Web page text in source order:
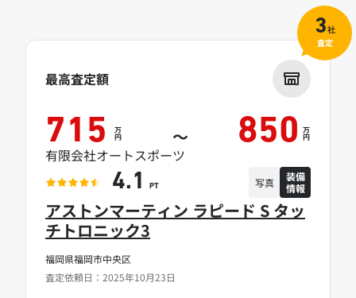
福岡県福岡市中央区
査定依頼日：2025年10月23日
アストンマーティン ラピード S タッ
チトロニック3
最高査定額
715 万
円 ～ 850 万
円
有限会社オートスポーツ
4.1 PT 写真
装備
情報
3社
査定